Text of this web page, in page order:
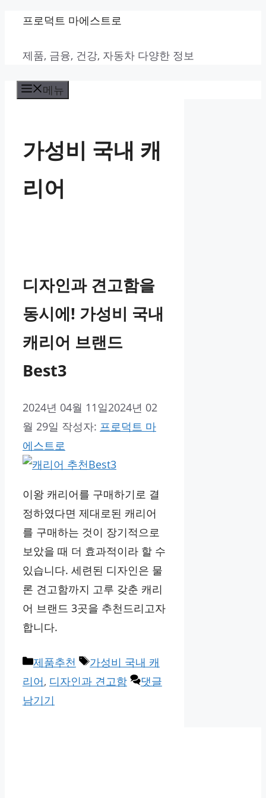
프로덕트 마에스트로
제품, 금융, 건강, 자동차 다양한 정보
메뉴
가성비 국내 캐
리어
디자인과 견고함을
동시에! 가성비 국내
캐리어 브랜드
Best3
2024년 04월 11일2024년 02
월 29일 작성자: 프로덕트 마
에스트로
이왕 캐리어를 구매하기로 결
정하였다면 제대로된 캐리어
를 구매하는 것이 장기적으로
보았을 때 더 효과적이라 할 수
있습니다. 세련된 디자인은 물
론 견고함까지 고루 갖춘 캐리
어 브랜드 3곳을 추천드리고자
합니다.
카
테
고
제품추천
태
그
가성비 국내 캐
리어, 디자인과 견고함
댓글
남기기